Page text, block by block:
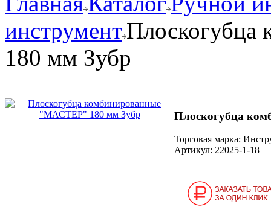
инструмент
180 мм Зубр
Плоскогубца
Торговая марка:
Артикул: 22025-1-18